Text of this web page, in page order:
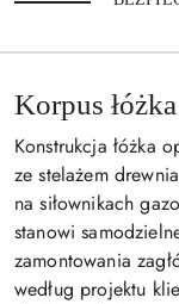
Korpus
Konstrukcja łóżka
ze stelażem
na siłownikach
stanowi
zamontowania
według projektu